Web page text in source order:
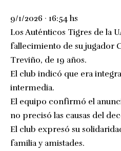
9/1/2026 · 16:54 hs
Los Auténticos Tigres de la
fallecimiento de su jugador
Treviño, de 19 años.
El club indicó que era
intermedia.
El equipo confirmó el
no precisó las causas del
El club expresó su
familia y amistades.